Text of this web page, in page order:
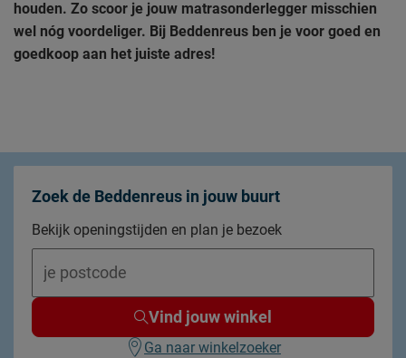
houden. Zo scoor je jouw matrasonderlegger misschien
wel nóg voordeliger. Bij Beddenreus ben je voor goed en
goedkoop aan het juiste adres!
Zoek de Beddenreus in jouw buurt
Bekijk openingstijden en plan je bezoek
Vind jouw winkel
Ga naar winkelzoeker